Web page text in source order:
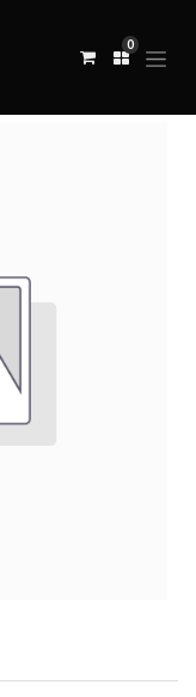
0